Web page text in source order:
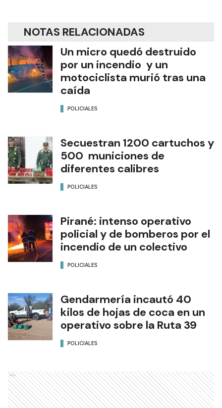
NOTAS RELACIONADAS
Un micro quedó destruido
por un incendio y un
motociclista murió tras una
caída
POLICIALES
Secuestran 1200 cartuchos y
500 municiones de
diferentes calibres
POLICIALES
Pirané: intenso operativo
policial y de bomberos por el
incendio de un colectivo
POLICIALES
Gendarmería incautó 40
kilos de hojas de coca en un
operativo sobre la Ruta 39
POLICIALES
Ads